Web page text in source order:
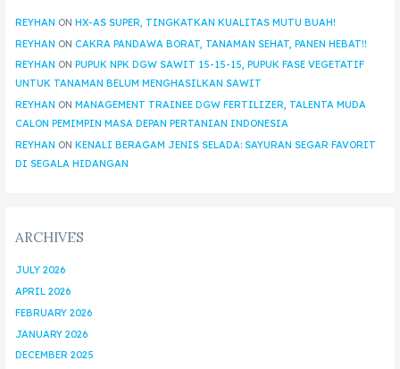
REYHAN ON HX-AS SUPER, TINGKATKAN KUALITAS MUTU BUAH!
REYHAN ON CAKRA PANDAWA BORAT, TANAMAN SEHAT, PANEN HEBAT!!
REYHAN ON PUPUK NPK DGW SAWIT 15-15-15, PUPUK FASE VEGETATIF
UNTUK TANAMAN BELUM MENGHASILKAN SAWIT
REYHAN ON MANAGEMENT TRAINEE DGW FERTILIZER, TALENTA MUDA
CALON PEMIMPIN MASA DEPAN PERTANIAN INDONESIA
REYHAN ON KENALI BERAGAM JENIS SELADA: SAYURAN SEGAR FAVORIT
DI SEGALA HIDANGAN
ARCHIVES
JULY 2026
APRIL 2026
FEBRUARY 2026
JANUARY 2026
DECEMBER 2025